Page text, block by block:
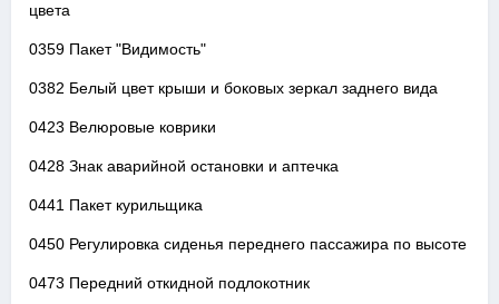
цвета
0359 Пакет "Видимость"
0382 Белый цвет крыши и боковых зеркал заднего вида
0423 Велюровые коврики
0428 Знак аварийной остановки и аптечка
0441 Пакет курильщика
0450 Регулировка сиденья переднего пассажира по высоте
0473 Передний откидной подлокотник